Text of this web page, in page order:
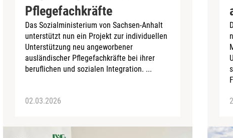
Pflegefachkräfte
Das Sozialministerium von Sachsen-Anhalt
unterstützt nun ein Projekt zur individuellen
Unterstützung neu angeworbener
ausländischer Pflegefachkräfte bei ihrer
beruflichen und sozialen Integration. ...
02.03.2026